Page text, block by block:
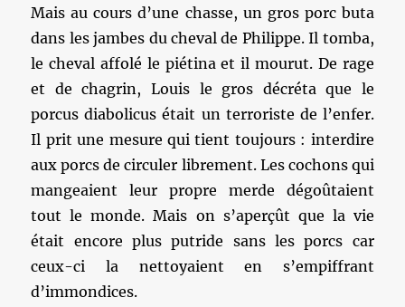
Mais au cours d’une chasse, un gros porc buta
dans les jambes du cheval de Philippe. Il tomba,
le cheval affolé le piétina et il mourut. De rage
et de chagrin, Louis le gros décréta que le
porcus diabolicus était un terroriste de l’enfer.
Il prit une mesure qui tient toujours : interdire
aux porcs de circuler librement. Les cochons qui
mangeaient leur propre merde dégoûtaient
tout le monde. Mais on s’aperçût que la vie
était encore plus putride sans les porcs car
ceux-ci la nettoyaient en s’empiffrant
d’immondices.